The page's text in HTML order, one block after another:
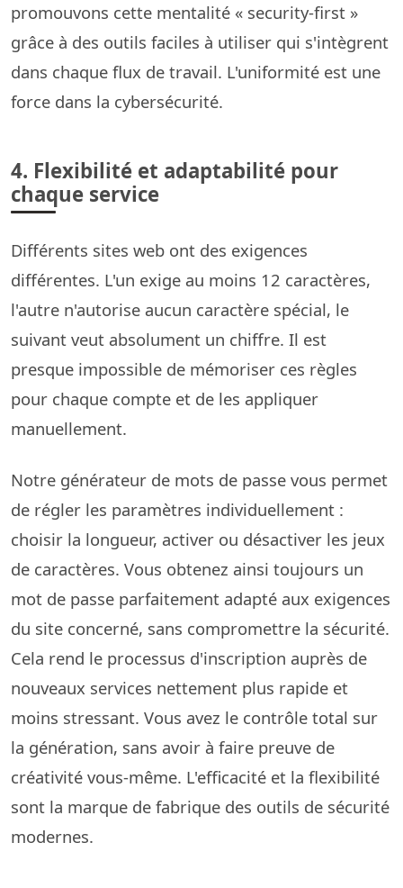
promouvons cette mentalité « security-first »
grâce à des outils faciles à utiliser qui s'intègrent
dans chaque flux de travail. L'uniformité est une
force dans la cybersécurité.
4. Flexibilité et adaptabilité pour
chaque service
Différents sites web ont des exigences
différentes. L'un exige au moins 12 caractères,
l'autre n'autorise aucun caractère spécial, le
suivant veut absolument un chiffre. Il est
presque impossible de mémoriser ces règles
pour chaque compte et de les appliquer
manuellement.
Notre générateur de mots de passe vous permet
de régler les paramètres individuellement :
choisir la longueur, activer ou désactiver les jeux
de caractères. Vous obtenez ainsi toujours un
mot de passe parfaitement adapté aux exigences
du site concerné, sans compromettre la sécurité.
Cela rend le processus d'inscription auprès de
nouveaux services nettement plus rapide et
moins stressant. Vous avez le contrôle total sur
la génération, sans avoir à faire preuve de
créativité vous-même. L'efficacité et la flexibilité
sont la marque de fabrique des outils de sécurité
modernes.